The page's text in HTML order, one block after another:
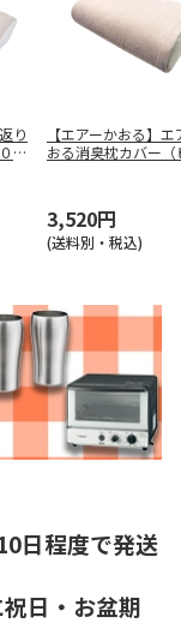
り
０
【エアーかおる】エ
おる消臭枕カバー（
3,520円
(送料別・税込)
日程度で発送
日・お盆期